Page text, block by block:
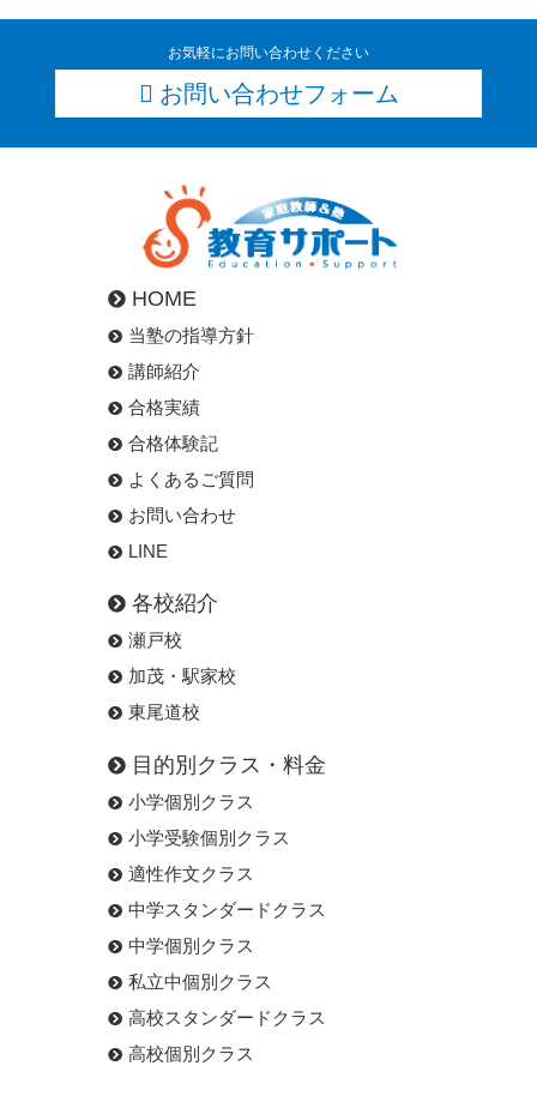
お気軽にお問い合わせください
お問い合わせフォーム
HOME
当塾の指導方針
講師紹介
合格実績
合格体験記
よくあるご質問
お問い合わせ
LINE
各校紹介
瀬戸校
加茂・駅家校
東尾道校
目的別クラス・料金
小学個別クラス
小学受験個別クラス
適性作文クラス
中学スタンダードクラス
中学個別クラス
私立中個別クラス
高校スタンダードクラス
高校個別クラス